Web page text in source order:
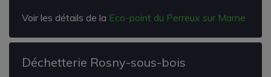
Voir les détails de la Eco-point du Perreux sur Marne
Déchetterie Rosny-sous-bois